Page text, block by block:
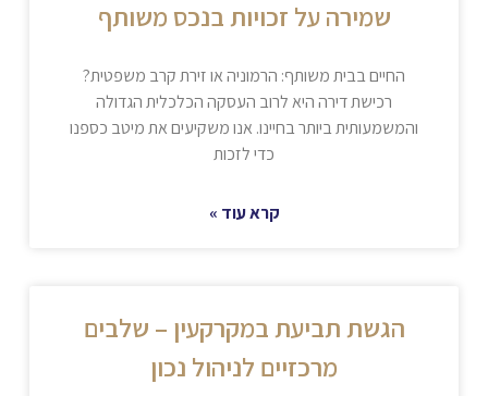
שמירה על זכויות בנכס משותף
החיים בבית משותף: הרמוניה או זירת קרב משפטית?
רכישת דירה היא לרוב העסקה הכלכלית הגדולה
והמשמעותית ביותר בחיינו. אנו משקיעים את מיטב כספנו
כדי לזכות
קרא עוד »
הגשת תביעת במקרקעין – שלבים
מרכזיים לניהול נכון